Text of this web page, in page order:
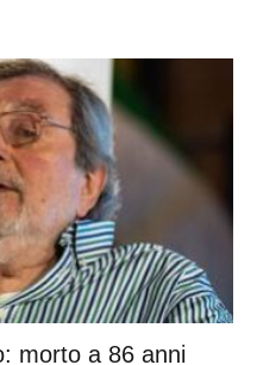
morto a 86 anni